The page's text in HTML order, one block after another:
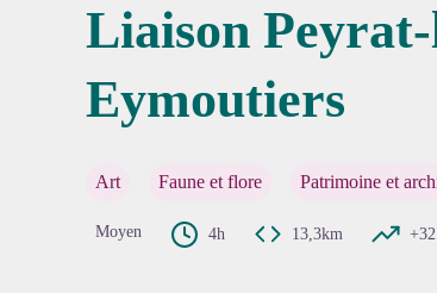
Liaison
Eymoutiers
Art Faune et flore Patrimoine et
Moyen 4h 13,3km